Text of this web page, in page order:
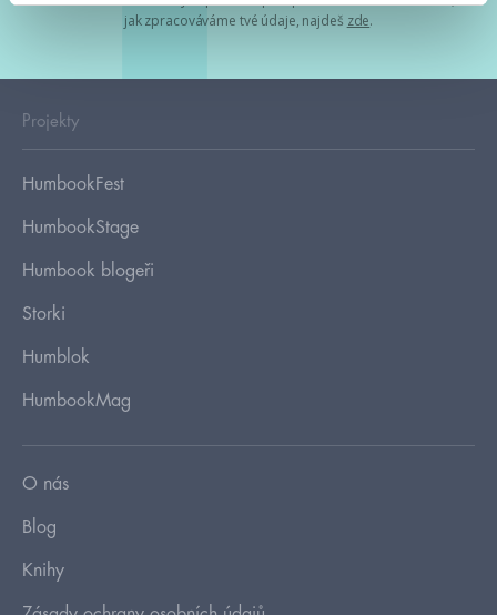
jak zpracováváme tvé údaje, najdeš zde.
Projekty
HumbookFest
HumbookStage
Humbook blogeři
Storki
Humblok
HumbookMag
O nás
Blog
Knihy